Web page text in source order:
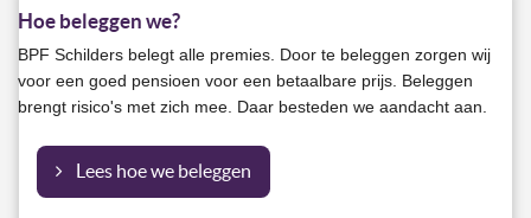
Hoe beleggen we?
BPF Schilders belegt alle premies. Door te beleggen zorgen wij
voor een goed pensioen voor een betaalbare prijs. Beleggen
brengt risico's met zich mee. Daar besteden we aandacht aan.
Lees hoe we beleggen